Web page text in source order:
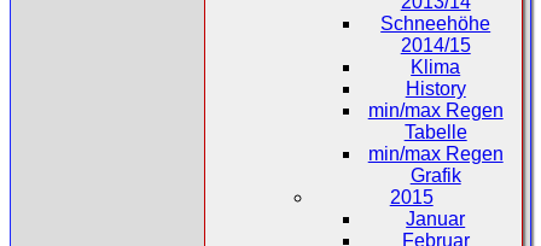
Schneehöhe
2014/15
Klima
History
min/max Regen
Tabelle
min/max Regen
Grafik
2015
Januar
Februar